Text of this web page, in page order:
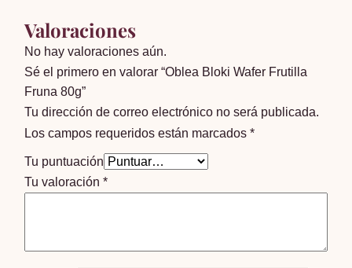
Valoraciones
No hay valoraciones aún.
Sé el primero en valorar “Oblea Bloki Wafer Frutilla
Fruna 80g”
Tu dirección de correo electrónico no será publicada.
Los campos requeridos están marcados*
Tu puntuación
Tu valoración*